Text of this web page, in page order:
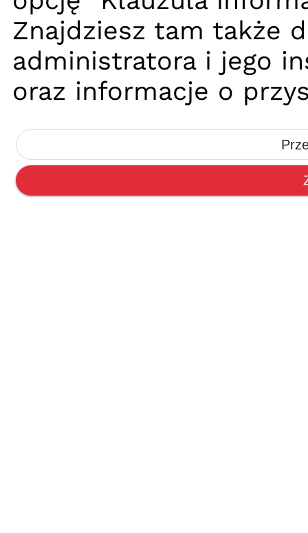
Znajdziesz tam także
administratora i jego
oraz informacje o